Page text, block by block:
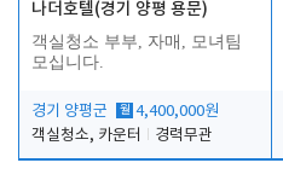
나더호텔(경기 양평 용문)
객실청소 부부, 자매, 모녀팀
모십니다.
경기 양평군 월 4,400,000원
객실청소, 카운터
경력무관